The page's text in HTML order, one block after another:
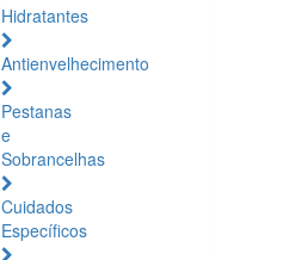
Hidratantes
Antienvelhecimento
Pestanas
e
Sobrancelhas
Cuidados
Específicos